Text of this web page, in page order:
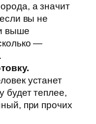
а значит
вы не
выше
—
устанет
будет теплее,
при прочих